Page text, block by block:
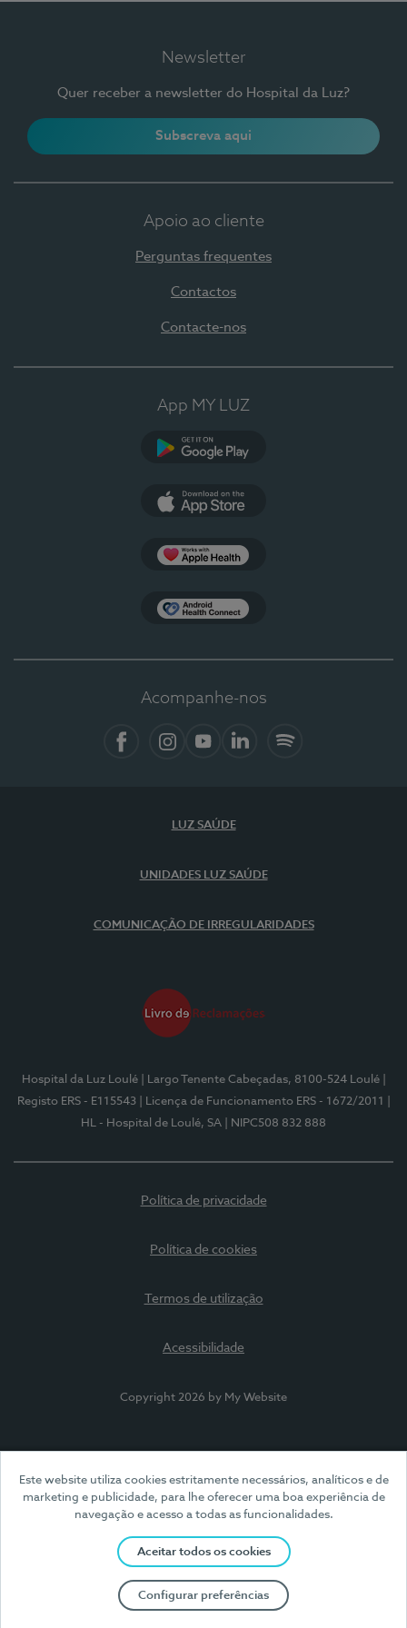
Este website utiliza cookies estritamente necessários, analíticos e de
marketing e publicidade, para lhe oferecer uma boa experiência de
navegação e acesso a todas as funcionalidades.
Aceitar todos os cookies
Configurar preferências
Newsletter
Quer receber a newsletter do Hospital da Luz?
Subscreva aqui
Apoio ao cliente
Perguntas frequentes
Contactos
Contacte-nos
App MY LUZ
Acompanhe-nos
LUZ SAÚDE
UNIDADES LUZ SAÚDE
COMUNICAÇÃO DE IRREGULARIDADES
Hospital da Luz Loulé | Largo Tenente Cabeçadas, 8100-524 Loulé
Registo ERS - E115543
| Licença de Funcionamento ERS - 1672/2011
HL - Hospital de Loulé, SA
| NIPC508 832 888
Política de privacidade
Política de cookies
Termos de utilização
Acessibilidade
Copyright 2026 by My Website